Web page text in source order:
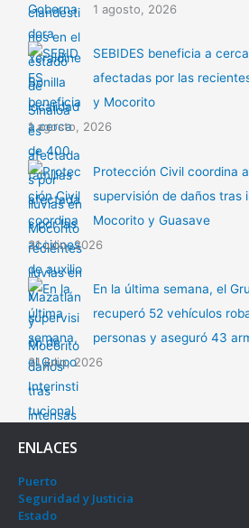
1 agosto, 2026
SEBIDES beneficia a
afectadas por las
y Mocorito
1 agosto, 2026
Protección Civil coordina
supervisión de daños tras
Mocorito y Guasave
31 julio, 2026
En la última semana, el
recuperó 52 vehículos
personas y aseguró 43
31 julio, 2026
ENLACES
Puerto
Seguridad y Justicia
Estado